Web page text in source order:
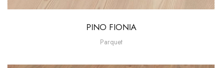
PINO FIONIA
Parquet